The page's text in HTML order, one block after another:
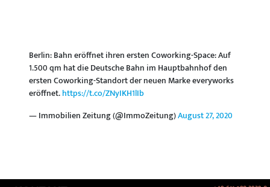
Berlin: Bahn eröffnet ihren ersten Coworking-Space: Auf
1.500 qm hat die Deutsche Bahn im Hauptbahnhof den
ersten Coworking-Standort der neuen Marke everyworks
eröffnet.https://t.co/ZNyIKH1lIb
— Immobilien Zeitung (@ImmoZeitung)August 27, 2020